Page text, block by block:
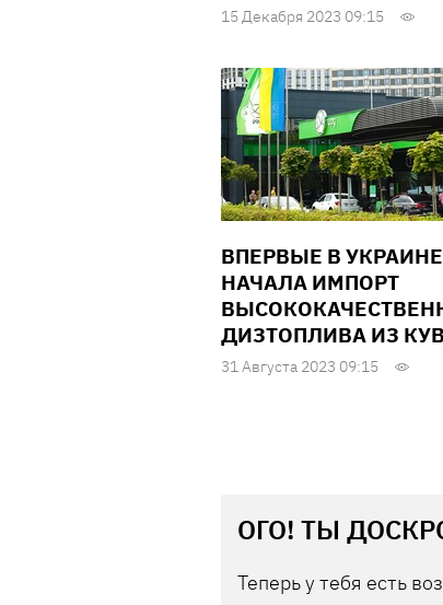
15 Декабря 2023 09:15
ВПЕРВЫЕ В УКРАИНЕ
НАЧАЛА ИМПОРТ
ДИЗТОПЛИВА ИЗ
31 Августа 2023 09:15
ОГО! ТЫ
Теперь у тебя есть